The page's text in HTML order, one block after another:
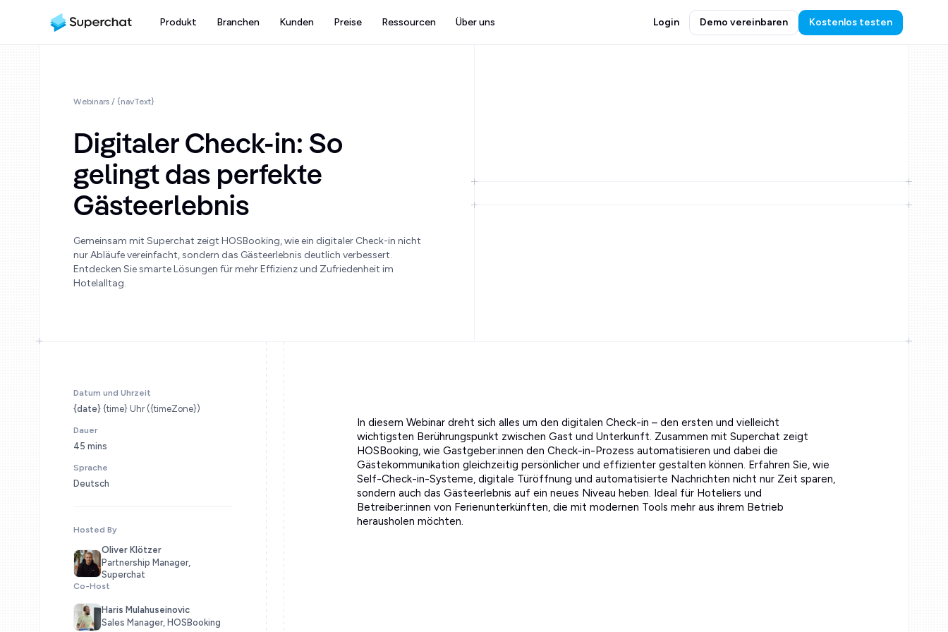
Produkt Branchen Kunden Preise Ressourcen Über uns Login Demo vereinbaren Kostenlos testen
Webinars / {navText}
Digitaler Check-in: So
gelingt das perfekte
Gästeerlebnis
Gemeinsam mit Superchat zeigt HOSBooking, wie ein digitaler Check-in nicht
nur Abläufe vereinfacht, sondern das Gästeerlebnis deutlich verbessert.
Entdecken Sie smarte Lösungen für mehr Effizienz und Zufriedenheit im
Hotelalltag.
Datum und Uhrzeit
{date} {time} Uhr ({timeZone})
Dauer
45 mins
Sprache
Deutsch
Hosted By
Oliver Klötzer
Partnership Manager,
Superchat
Co-Host
Haris Mulahuseinovic
Sales Manager, HOSBooking
In diesem Webinar dreht sich alles um den digitalen Check-in – den ersten und vielleicht
wichtigsten Berührungspunkt zwischen Gast und Unterkunft. Zusammen mit Superchat zeigt
HOSBooking, wie Gastgeber:innen den Check-in-Prozess automatisieren und dabei die
Gästekommunikation gleichzeitig persönlicher und effizienter gestalten können. Erfahren Sie, wie
Self-Check-in-Systeme, digitale Türöffnung und automatisierte Nachrichten nicht nur Zeit sparen,
sondern auch das Gästeerlebnis auf ein neues Niveau heben. Ideal für Hoteliers und
Betreiber:innen von Ferienunterkünften, die mit modernen Tools mehr aus ihrem Betrieb
herausholen möchten.